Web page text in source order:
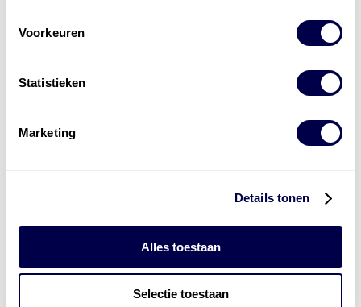
Voorkeuren
Statistieken
Marketing
Details tonen
Alles toestaan
Selectie toestaan
Energiebeheer